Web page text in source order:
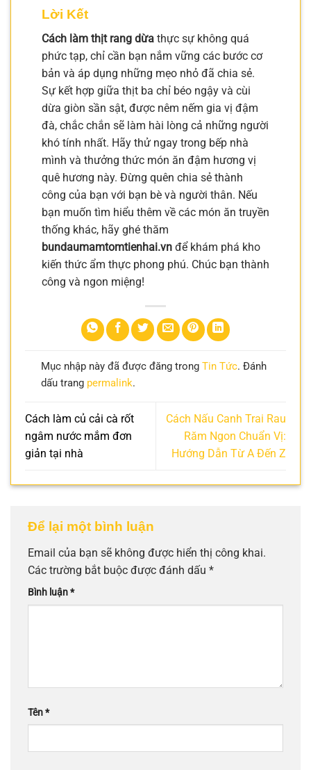
Lời Kết
Cách làm thịt rang dừa thực sự không quá
phức tạp, chỉ cần bạn nắm vững các bước cơ
bản và áp dụng những mẹo nhỏ đã chia sẻ.
Sự kết hợp giữa thịt ba chỉ béo ngậy và cùi
dừa giòn sần sật, được nêm nếm gia vị đậm
đà, chắc chắn sẽ làm hài lòng cả những người
khó tính nhất. Hãy thử ngay trong bếp nhà
mình và thưởng thức món ăn đậm hương vị
quê hương này. Đừng quên chia sẻ thành
công của bạn với bạn bè và người thân. Nếu
bạn muốn tìm hiểu thêm về các món ăn truyền
thống khác, hãy ghé thăm
bundaumamtomtienhai.vn để khám phá kho
kiến thức ẩm thực phong phú. Chúc bạn thành
công và ngon miệng!
Mục nhập này đã được đăng trong Tin Tức. Đánh
dấu trang permalink.
Cách làm củ cải cà rốt
ngâm nước mắm đơn
giản tại nhà
Cách Nấu Canh Trai Rau
Răm Ngon Chuẩn Vị:
Hướng Dẫn Từ A Đến Z
Để lại một bình luận
Email của bạn sẽ không được hiển thị công khai.
Các trường bắt buộc được đánh dấu *
Bình luận*
Tên*